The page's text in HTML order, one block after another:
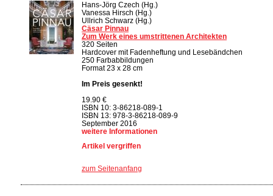
Hans-Jörg Czech (Hg.)
Vanessa Hirsch (Hg.)
Ullrich Schwarz (Hg.)
Cäsar Pinnau
Zum Werk eines umstrittenen Architekten
320 Seiten
Hardcover mit Fadenheftung und Lesebändchen
250 Farbabbildungen
Format 23 x 28 cm
Im Preis gesenkt!
19.90 €
ISBN 10: 3-86218-089-1
ISBN 13: 978-3-86218-089-9
September 2016
weitere Informationen
Artikel vergriffen
zum Seitenanfang